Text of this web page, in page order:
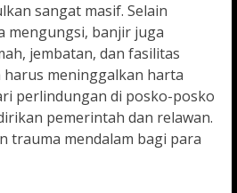
sangat masif. Selain
mengungsi, banjir juga
jembatan, dan fasilitas
harus meninggalkan harta
perlindungan di posko-posko
pemerintah dan relawan.
trauma mendalam bagi para